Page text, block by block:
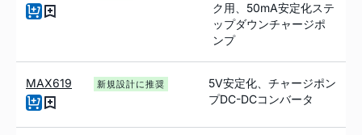
ク用、50mA安定化ステ
ップダウンチャージポ
ンプ
MAX619 新規設計に推奨
5V安定化、チャージポン
プDC-DCコンバータ